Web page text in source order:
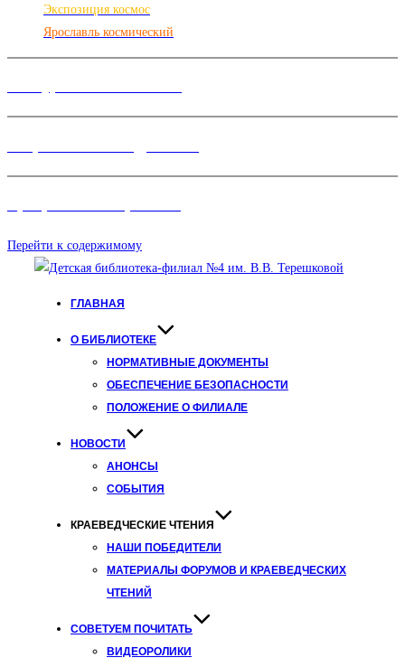
Экспозиция космос
Ярославль космический
Перейти к содержимому
ГЛАВНАЯ
О БИБЛИОТЕКЕ
НОРМАТИВНЫЕ ДОКУМЕНТЫ
ОБЕСПЕЧЕНИЕ БЕЗОПАСНОСТИ
ПОЛОЖЕНИЕ О ФИЛИАЛЕ
НОВОСТИ
АНОНСЫ
СОБЫТИЯ
КРАЕВЕДЧЕСКИЕ ЧТЕНИЯ
НАШИ ПОБЕДИТЕЛИ
МАТЕРИАЛЫ ФОРУМОВ И КРАЕВЕДЧЕСКИХ
ЧТЕНИЙ
СОВЕТУЕМ ПОЧИТАТЬ
ВИДЕОРОЛИКИ